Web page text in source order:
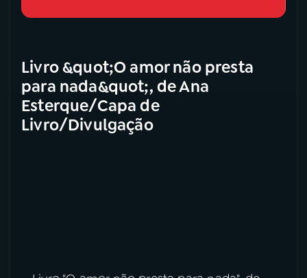
Livro &quot;O amor não presta
para nada&quot;, de Ana
Esterque/Capa de
Livro/Divulgação